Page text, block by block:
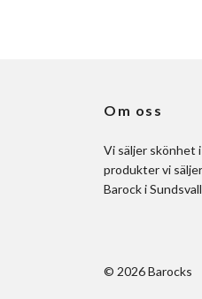
Om oss
Vi säljer skönhet
produkter vi
Barock i
© 2026 Barocks